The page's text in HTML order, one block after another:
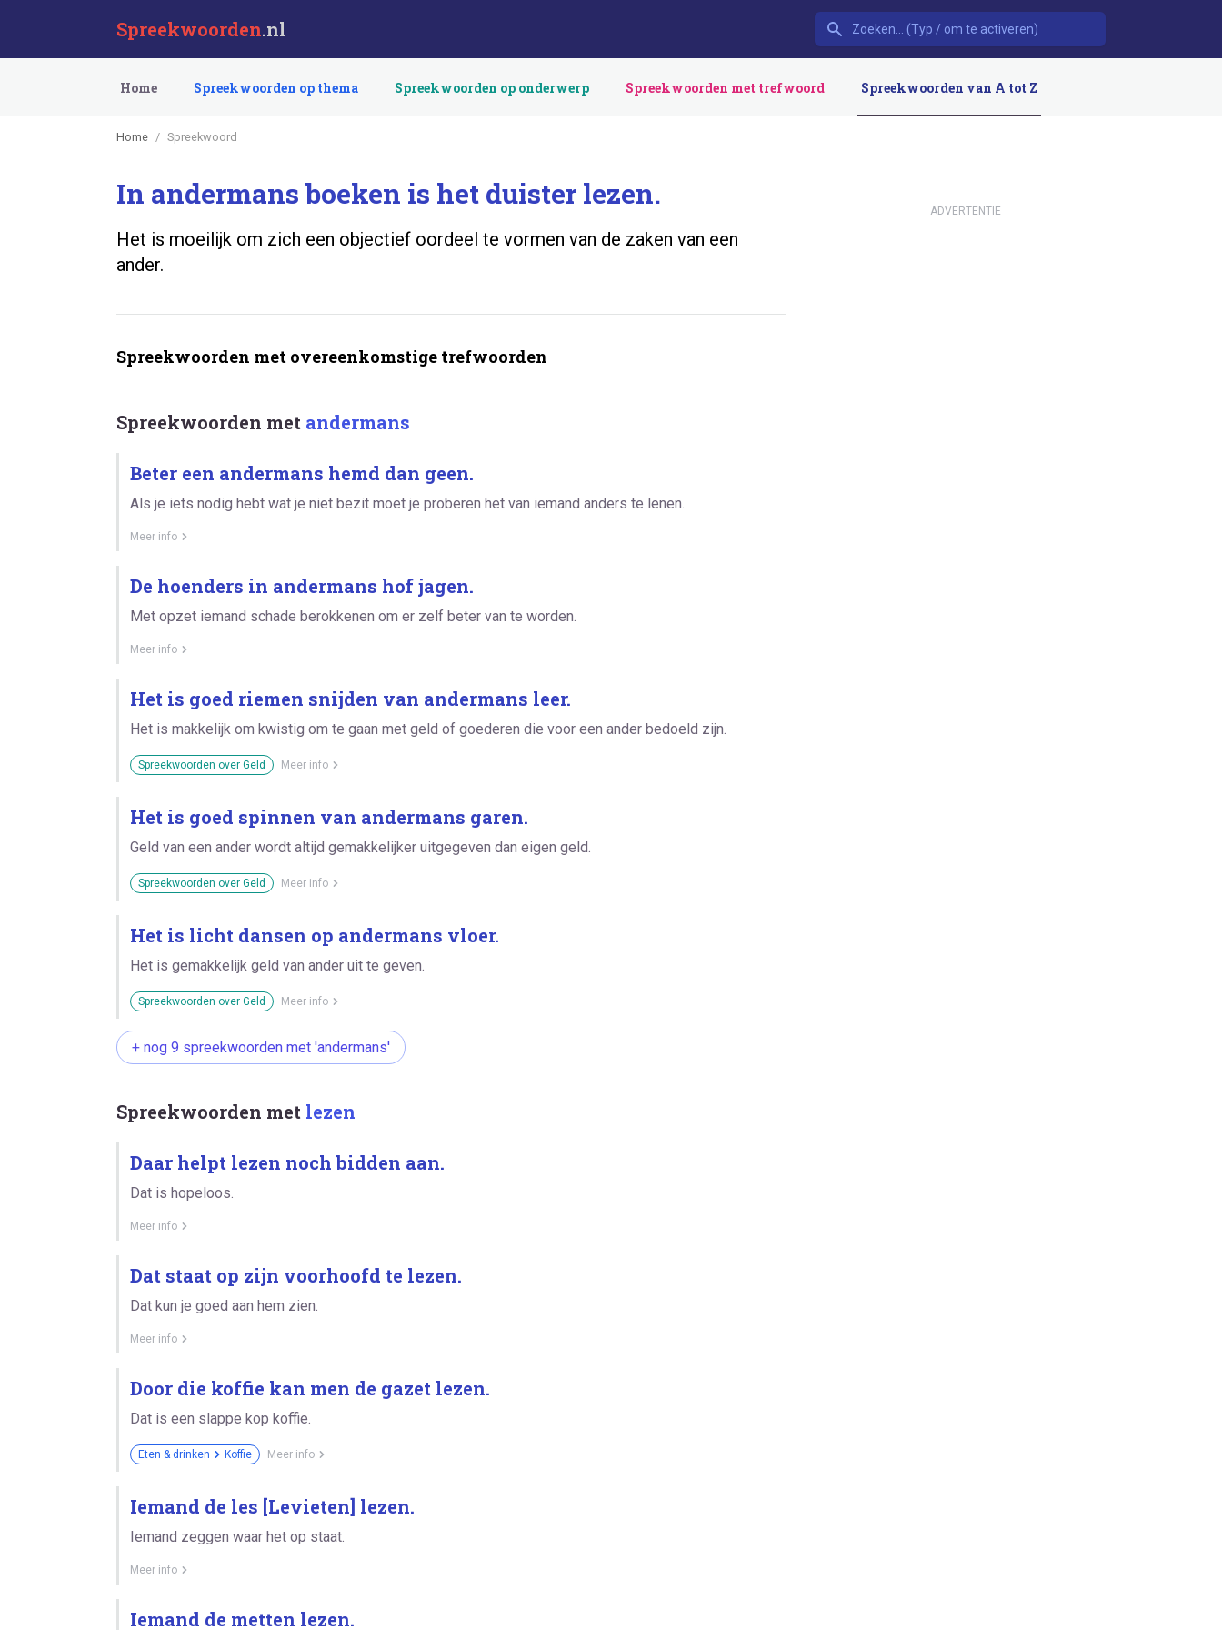
Spreekwoorden.nl
Home Spreekwoorden op thema Spreekwoorden op onderwerp Spreekwoorden met trefwoord Spreekwoorden van A tot Z
Home Spreekwoord
In andermans boeken is het duister lezen.
Het is moeilijk om zich een objectief oordeel te vormen van de zaken van een
ander.
Spreekwoorden met overeenkomstige trefwoorden
Spreekwoorden met andermans
Beter een andermans hemd dan geen.
Als je iets nodig hebt wat je niet bezit moet je proberen het van iemand anders te lenen.
Meer info
De hoenders in andermans hof jagen.
Met opzet iemand schade berokkenen om er zelf beter van te worden.
Meer info
Het is goed riemen snijden van andermans leer.
Het is makkelijk om kwistig om te gaan met geld of goederen die voor een ander bedoeld zijn.
Spreekwoorden over Geld Meer info
Het is goed spinnen van andermans garen.
Geld van een ander wordt altijd gemakkelijker uitgegeven dan eigen geld.
Spreekwoorden over Geld Meer info
Het is licht dansen op andermans vloer.
Het is gemakkelijk geld van ander uit te geven.
Spreekwoorden over Geld Meer info
+ nog 9 spreekwoorden met 'andermans'
Spreekwoorden met lezen
Daar helpt lezen noch bidden aan.
Dat is hopeloos.
Meer info
Dat staat op zijn voorhoofd te lezen.
Dat kun je goed aan hem zien.
Meer info
Door die koffie kan men de gazet lezen.
Dat is een slappe kop koffie.
Eten & drinken Koffie Meer info
Iemand de les [Levieten] lezen.
Iemand zeggen waar het op staat.
Meer info
Iemand de metten lezen.
ADVERTENTIE